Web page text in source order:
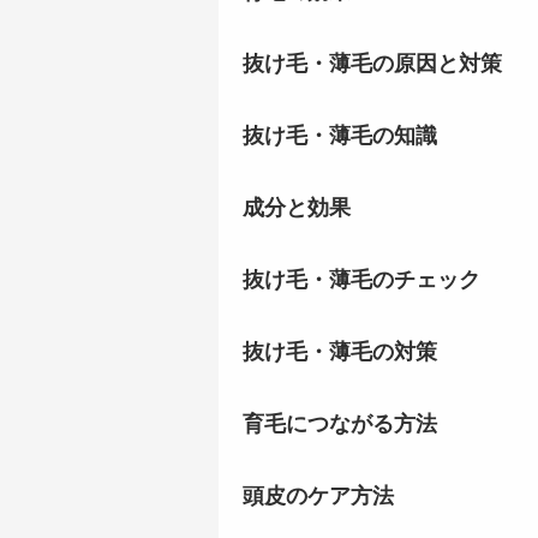
抜け毛・薄毛の原因と対策
抜け毛・薄毛の知識
成分と効果
抜け毛・薄毛のチェック
抜け毛・薄毛の対策
育毛につながる方法
頭皮のケア方法